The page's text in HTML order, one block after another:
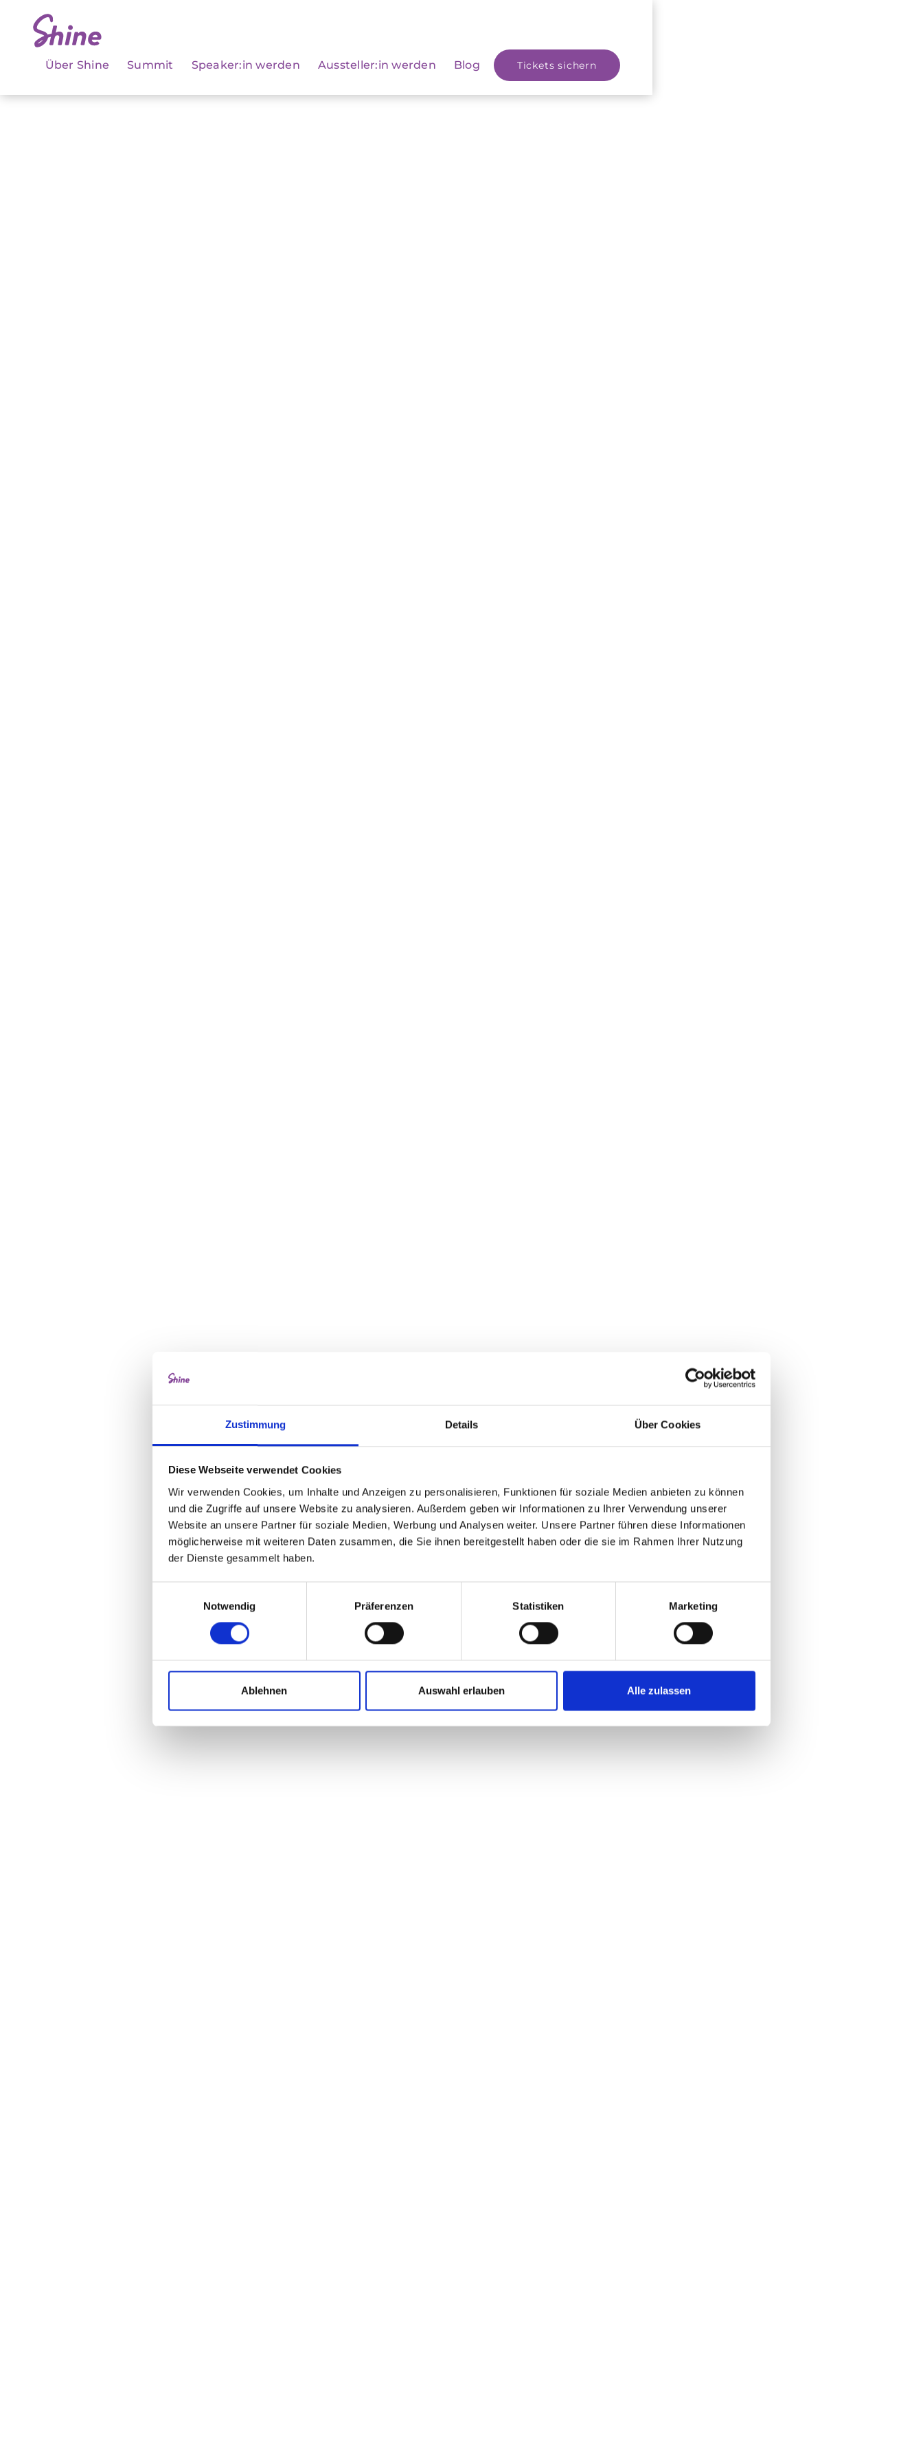
Zustimmung Details Über Cookies
Diese Webseite verwendet Cookies
Wir verwenden Cookies, um Inhalte und Anzeigen zu personalisieren, Funktionen für soziale Medien anbieten zu können
und die Zugriffe auf unsere Website zu analysieren. Außerdem geben wir Informationen zu Ihrer Verwendung unserer
Website an unsere Partner für soziale Medien, Werbung und Analysen weiter. Unsere Partner führen diese Informationen
möglicherweise mit weiteren Daten zusammen, die Sie ihnen bereitgestellt haben oder die sie im Rahmen Ihrer Nutzung
der Dienste gesammelt haben.
Notwendig
Präferenzen Statistiken Marketing
Ablehnen Auswahl erlauben Alle zulassen
Über Shine Summit Speaker:in werden Aussteller:in werden Blog Tickets sichern